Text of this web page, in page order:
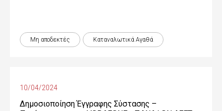
Μη αποδεκτές Καταναλωτικά Αγαθά
10/04/2024
Δημοσιοποίηση Έγγραφης Σύστασης –